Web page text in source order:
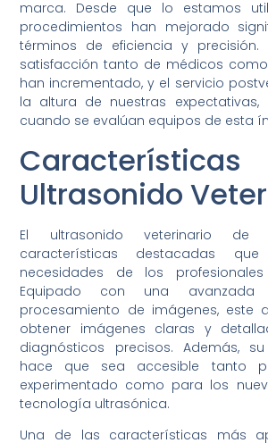
marca. Desde que lo estamos
procedimientos han mejorado
términos de eficiencia y precisión.
satisfacción tanto de médicos
han incrementado, y el servicio
la altura de nuestras
cuando se evalúan equipos de esta
Ultrasonido
El ultrasonido veterinario
características destacadas
necesidades de los
Equipado con una avanzada
procesamiento de imágenes, este
obtener imágenes claras y
diagnósticos precisos. Además,
hace que sea accesible tanto
experimentado como para los
tecnología ultrasónica.
Una de las características más